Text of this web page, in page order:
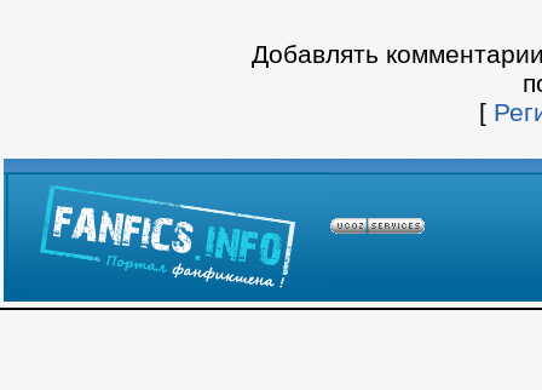
Добавлять
[